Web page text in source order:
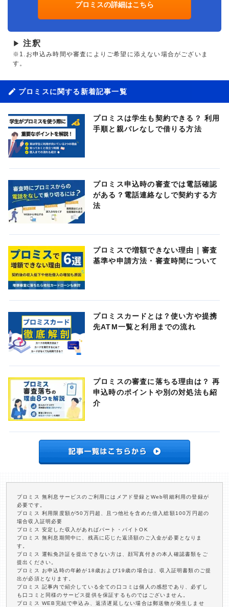
プロミスの詳細はこちら
▶ 注釈
※1.お申込み時間や審査によりご希望に添えない場合がございま
す。
プロミスに関する新着記事一覧
プロミスは学生も契約できる？ 利用
手順と親バレなしで借りる方法
プロミス申込時の審査では電話確認
がある？電話連絡なしで契約する方
法
プロミスで増額できない理由｜審査
基準や申請方法・審査時間について
プロミスカードとは？使い方や提携
先ATM一覧と利用までの流れ
プロミスの審査に落ちる理由は？ 再
申込時のポイントや別の対処法も紹
介
プロミス 無利息サービスのご利用にはメアド登録とWeb明細利用の登録が
必要です。
プロミス 利用限度額が50万円超、且つ他社を含めた借入総額100万円超の
場合収入証明必要
プロミス 安定した収入があればパート・バイトOK
プロミス 無利息期間中に、残高に応じた返済額のご入金が必要となりま
す。
プロミス 運転免許証を提出できない方は、顔写真付きの本人確認書類をご
提出ください。
プロミス お申込時の年齢が18歳および19歳の場合は、収入証明書類のご提
出が必須となります。
プロミス 記事内で紹介している全ての口コミは個人の感想であり、必ずし
も口コミと同様のサービス提供を保証するものではございません。
プロミス WEB完結で申込み、返済遅延しない場合は郵送物が発生しませ